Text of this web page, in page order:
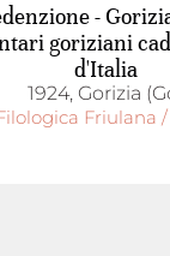
-
goriziani
d'Italia
1924, Gorizia
Friulana /